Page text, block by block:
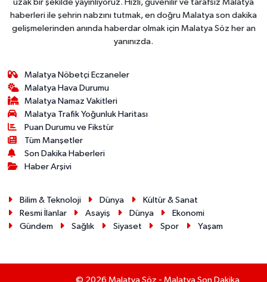
uzak bir şekilde yayınlıyoruz. Hızlı, güvenilir ve tarafsız Malatya
haberleri ile şehrin nabzını tutmak, en doğru Malatya son dakika
gelişmelerinden anında haberdar olmak için Malatya Söz her an
yanınızda.
Malatya Nöbetçi Eczaneler
Malatya Hava Durumu
Malatya Namaz Vakitleri
Malatya Trafik Yoğunluk Haritası
Puan Durumu ve Fikstür
Tüm Manşetler
Son Dakika Haberleri
Haber Arşivi
Bilim & Teknoloji Dünya
Kültür & Sanat
Resmi İlanlar
Asayiş Dünya
Ekonomi
Gündem
Sağlık Siyaset Spor Yaşam
© 2026 Malatya Söz - Malatya Son Dakika